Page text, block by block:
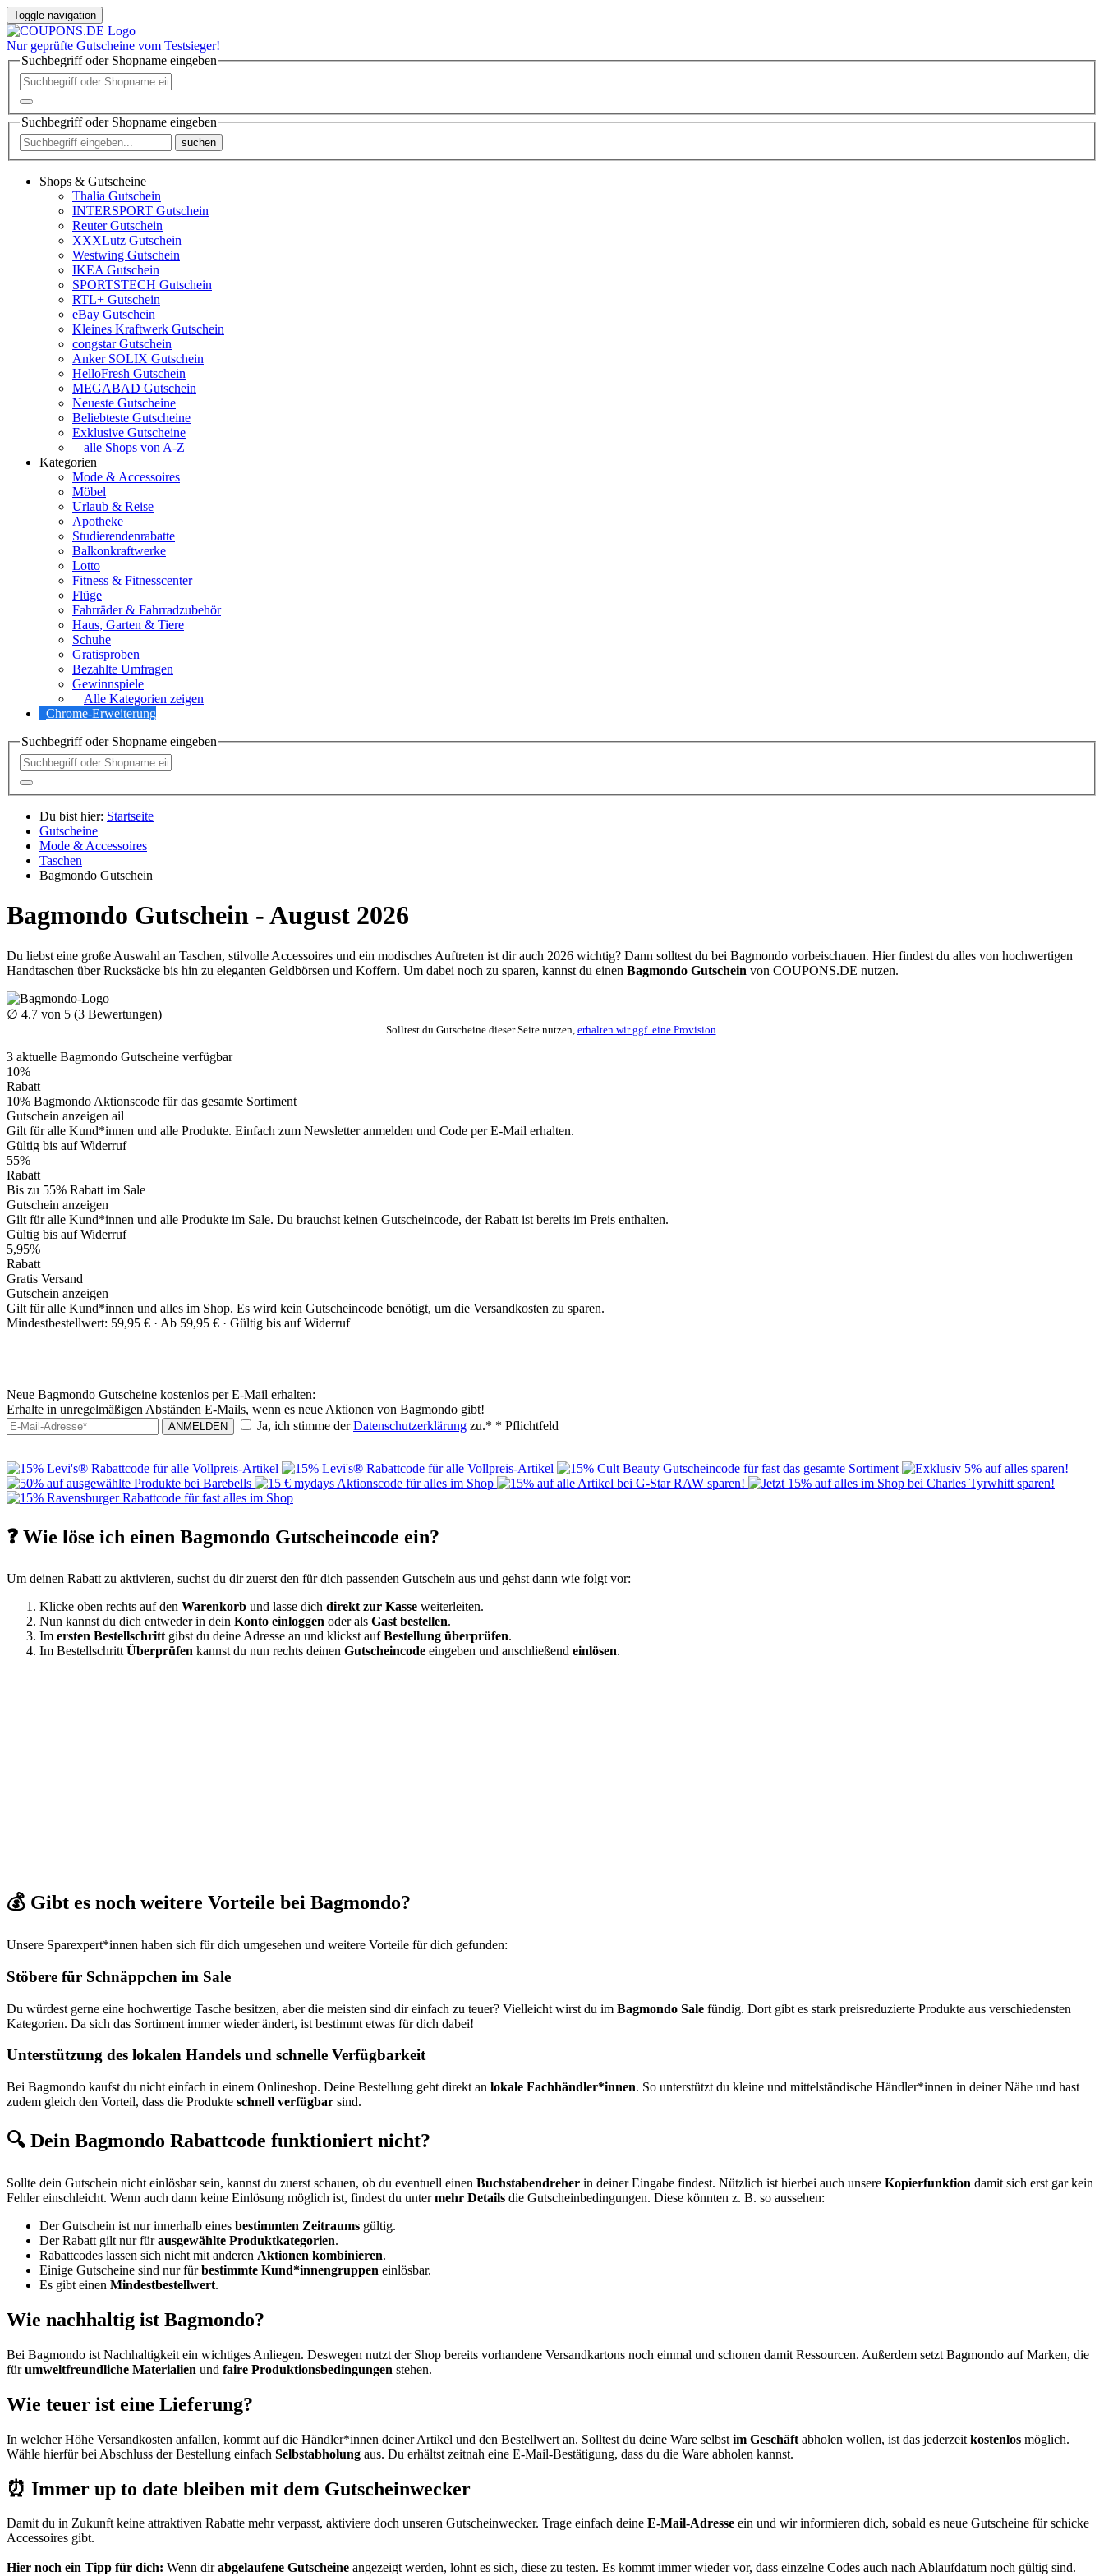
Toggle navigation
Nur geprüfte Gutscheine vom Testsieger!
Suchbegriff oder Shopname eingeben
Suchbegriff oder Shopname eingeben
suchen
Shops & Gutscheine
Thalia Gutschein
INTERSPORT Gutschein
Reuter Gutschein
XXXLutz Gutschein
Westwing Gutschein
IKEA Gutschein
SPORTSTECH Gutschein
RTL+ Gutschein
eBay Gutschein
Kleines Kraftwerk Gutschein
congstar Gutschein
Anker SOLIX Gutschein
HelloFresh Gutschein
MEGABAD Gutschein
Neueste Gutscheine
Beliebteste Gutscheine
Exklusive Gutscheine
alle Shops von A-Z
Kategorien
Mode & Accessoires
Möbel
Urlaub & Reise
Apotheke
Studierendenrabatte
Balkonkraftwerke
Lotto
Fitness & Fitnesscenter
Flüge
Fahrräder & Fahrradzubehör
Haus, Garten & Tiere
Schuhe
Gratisproben
Bezahlte Umfragen
Gewinnspiele
Alle Kategorien zeigen
Chrome-Erweiterung
Suchbegriff oder Shopname eingeben
Du bist hier: Startseite
Gutscheine
Mode & Accessoires
Taschen
Bagmondo Gutschein
Bagmondo Gutschein - August 2026
Du liebst eine große Auswahl an Taschen, stilvolle Accessoires und ein modisches Auftreten ist dir auch 2026 wichtig? Dann solltest du bei Bagmondo vorbeischauen. Hier findest du alles von hochwertigen
Handtaschen über Rucksäcke bis hin zu eleganten Geldbörsen und Koffern. Um dabei noch zu sparen, kannst du einen Bagmondo Gutschein von COUPONS.DE nutzen.
∅ 4.7 von 5 (3 Bewertungen)
Solltest du Gutscheine dieser Seite nutzen, erhalten wir ggf. eine Provision
3 aktuelle Bagmondo Gutscheine verfügbar
10%
Rabatt
10% Bagmondo Aktionscode für das gesamte Sortiment
Gutschein anzeigen ail
Gilt für alle Kund*innen und alle Produkte. Einfach zum Newsletter anmelden und Code per E-Mail erhalten.
Gültig bis auf Widerruf
55%
Rabatt
Bis zu 55% Rabatt im Sale
Gutschein anzeigen
Gilt für alle Kund*innen und alle Produkte im Sale. Du brauchst keinen Gutscheincode, der Rabatt ist bereits im Preis enthalten.
Gültig bis auf Widerruf
5,95%
Rabatt
Gratis Versand
Gutschein anzeigen
Gilt für alle Kund*innen und alles im Shop. Es wird kein Gutscheincode benötigt, um die Versandkosten zu sparen.
Mindestbestellwert: 59,95 € · Ab 59,95 € · Gültig bis auf Widerruf
Neue Bagmondo Gutscheine kostenlos per E-Mail erhalten:
Erhalte in unregelmäßigen Abständen E-Mails, wenn es neue Aktionen von Bagmondo gibt!
ANMELDEN Ja, ich stimme derDatenschutzerklärung zu.* * Pflichtfeld
❓ Wie löse ich einen Bagmondo Gutscheincode ein?
Um deinen Rabatt zu aktivieren, suchst du dir zuerst den für dich passenden Gutschein aus und gehst dann wie folgt vor:
Klicke oben rechts auf den Warenkorb und lasse dich direkt zur Kasse weiterleiten.
Nun kannst du dich entweder in dein Konto einloggen oder als Gast bestellen.
Im ersten Bestellschrittgibst du deine Adresse an und klickst aufBestellung überprüfen.
Im BestellschrittÜberprüfen kannst du nun rechts deinen Gutscheincode eingeben und anschließend einlösen.
💰 Gibt es noch weitere Vorteile bei Bagmondo?
Unsere Sparexpert*innen haben sich für dich umgesehen und weitere Vorteile für dich gefunden:
⁣Stöbere für Schnäppchen im Sale
Du würdest gerne eine hochwertige Tasche besitzen, aber die meisten sind dir einfach zu teuer? Vielleicht wirst du im Bagmondo Sale fündig. Dort gibt es stark preisreduzierte Produkte aus verschiedensten
Kategorien. Da sich das Sortiment immer wieder ändert, ist bestimmt etwas für dich dabei!
Unterstützung des lokalen Handels und schnelle Verfügbarkeit
Bei Bagmondo kaufst du nicht einfach in einem Onlineshop. Deine Bestellung geht direkt an lokale Fachhändler*innen. So unterstützt du kleine und mittelständische Händler*innen in deiner Nähe und hast
zudem gleich den Vorteil, dass die Produkte schnell verfügbar sind.
🔍 Dein Bagmondo Rabattcode funktioniert nicht?
Sollte dein Gutschein nicht einlösbar sein, kannst du zuerst schauen, ob du eventuell einen Buchstabendreher in deiner Eingabe findest. Nützlich ist hierbei auch unsere Kopierfunktion damit sich erst gar kein
Fehler einschleicht. Wenn auch dann keine Einlösung möglich ist, findest du untermehr Details die Gutscheinbedingungen. Diese könnten z. B. so aussehen:
Der Gutschein ist nur innerhalb eines bestimmten Zeitraums gültig.
Der Rabatt gilt nur fürausgewählte Produktkategorien.
Rabattcodes lassen sich nicht mit anderen Aktionen kombinieren.
Einige Gutscheine sind nur fürbestimmte Kund*innengruppen einlösbar.
Es gibt einen Mindestbestellwert.
Wie nachhaltig ist Bagmondo?
Bei Bagmondo ist Nachhaltigkeit ein wichtiges Anliegen. Deswegen nutzt der Shop bereits vorhandene Versandkartons noch einmal und schonen damit Ressourcen. Außerdem setzt Bagmondo auf Marken, die
fürumweltfreundliche Materialien und faire Produktionsbedingungen stehen.
Wie teuer ist eine Lieferung?
In welcher Höhe Versandkosten anfallen, kommt auf die Händler*innen deiner Artikel und den Bestellwert an. Solltest du deine Ware selbst im Geschäft abholen wollen, ist das jederzeit kostenlos möglich.
Wähle hierfür bei Abschluss der Bestellung einfach Selbstabholung aus. Du erhältst zeitnah eine E-Mail-Bestätigung, dass du die Ware abholen kannst.
⏰ Immer up to date bleiben mit dem Gutscheinwecker
Damit du in Zukunft keine attraktiven Rabatte mehr verpasst, aktiviere doch unseren Gutscheinwecker. Trage einfach deine E-Mail-Adresse ein und wir informieren dich, sobald es neue Gutscheine für schicke
Accessoires gibt.
Hier noch ein Tipp für dich: Wenn dirabgelaufene Gutscheine angezeigt werden, lohnt es sich, diese zu testen. Es kommt immer wieder vor, dass einzelne Codes auch nach Ablaufdatum noch gültig sind.